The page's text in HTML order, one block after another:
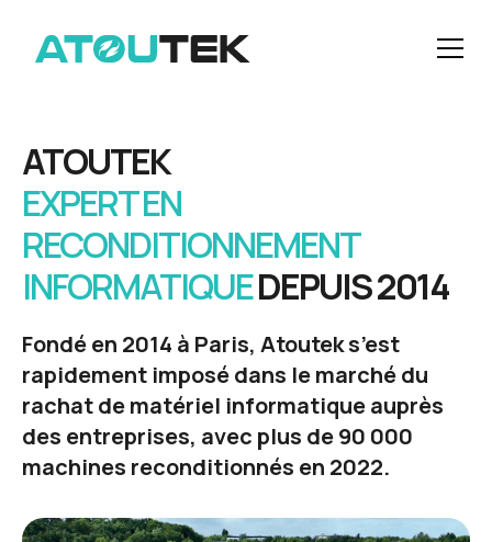
ATOUTEK
EXPERT EN
RECONDITIONNEMENT
INFORMATIQUEDEPUIS 2014
Fondé en 2014 à Paris, Atoutek s’est
rapidement imposé dans le marché du
rachat de matériel informatique auprès
des entreprises, avec plus de 90 000
machines reconditionnés en 2022.